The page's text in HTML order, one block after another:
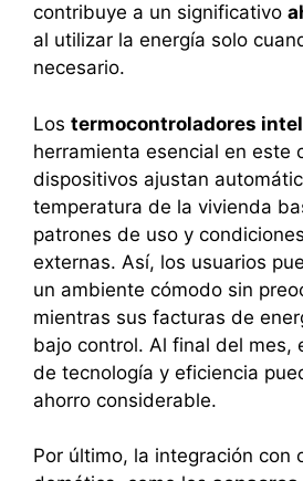
contribuye a un significativo
al utilizar la energía solo
necesario.
Los termocontroladores
herramienta esencial en este
dispositivos ajustan
temperatura de la vivienda
patrones de uso y
externas. Así, los usuarios
un ambiente cómodo sin
mientras sus facturas de
bajo control. Al final del mes,
de tecnología y eficiencia
ahorro considerable.
Por último, la integración con